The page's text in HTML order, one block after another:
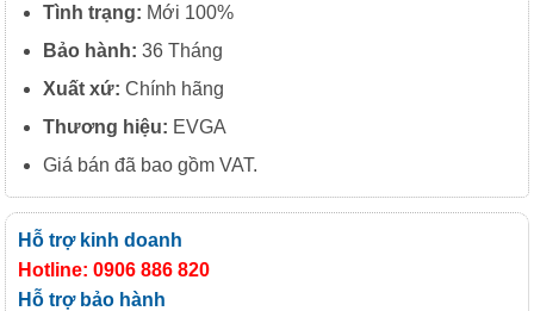
Tình trạng: Mới 100%
Bảo hành: 36 Tháng
Xuất xứ: Chính hãng
Thương hiệu: EVGA
Giá bán đã bao gồm VAT.
Hỗ trợ kinh doanh
Hotline: 0906 886 820
Hỗ trợ bảo hành